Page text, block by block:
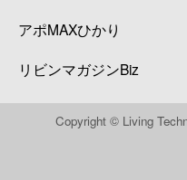
アポMAXひかり
リビンマガジンBiz
Copyright © Living